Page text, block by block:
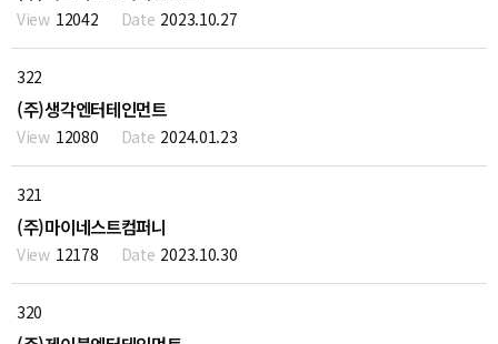
12042 2023.10.27
322
(주)생각엔터테인먼트
12080 2024.01.23
321
(주)마이네스트컴퍼니
12178 2023.10.30
320